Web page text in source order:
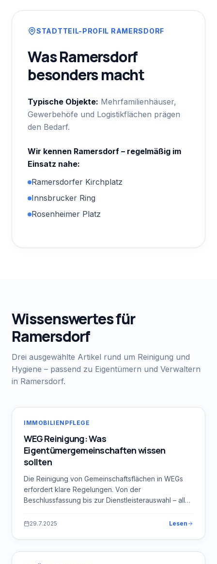
STADTTEIL-PROFIL RAMERSDORF
WasRamersdorf
besonders macht
Typische Objekte: Mehrfamilienhäuser,
Gewerbehöfe und Logistikflächen prägen
den Bedarf.
Wir kennen Ramersdorf – regelmäßig im
Einsatz nahe:
Ramersdorfer Kirchplatz
Innsbrucker Ring
Rosenheimer Platz
Wissenswertes für
Ramersdorf
Drei ausgewählte Artikel rund um Reinigung und
Hygiene – passend zu Eigentümern und Verwaltern
in Ramersdorf.
IMMOBILIENPFLEGE
WEG Reinigung: Was
Eigentümergemeinschaften wissen
sollten
Die Reinigung von Gemeinschaftsflächen in WEGs
erfordert klare Regelungen. Von der
Beschlussfassung bis zur Dienstleisterauswahl – alle
29.7.2025 Lesen